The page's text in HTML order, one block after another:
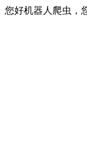
您好机器人爬虫，